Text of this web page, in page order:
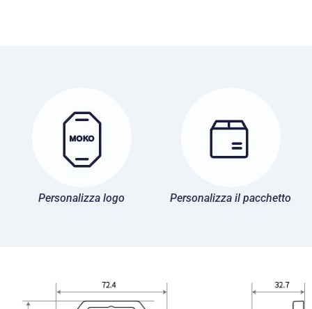
Personalizza logo Personalizza il pacchetto